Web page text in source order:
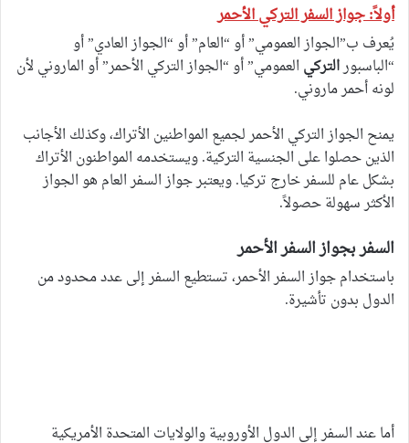
أولاً: جواز السفر التركي الأحمر
يُعرف ب”الجواز العمومي” أو “العام” أو “الجواز العادي” أو
“الباسبورالتركي العمومي” أو “الجواز التركي الأحمر” أو الماروني لأن
لونه أحمر ماروني.
يمنح الجواز التركي الأحمر لجميع المواطنين الأتراك، وكذلك الأجانب
الذين حصلوا على الجنسية التركية. ويستخدمه المواطنون الأتراك
بشكل عام للسفر خارج تركيا. ويعتبر جواز السفر العام هو الجواز
الأكثر سهولة حصولاً.
السفر بجواز السفر الأحمر
باستخدام جواز السفر الأحمر، تستطيع السفر إلى عدد محدود من
الدول بدون تأشيرة.
أما عند السفر إلى الدول الأوروبية والولايات المتحدة الأمريكية